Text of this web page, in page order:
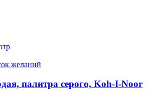
желаний
палитра серого, Koh-I-Noor